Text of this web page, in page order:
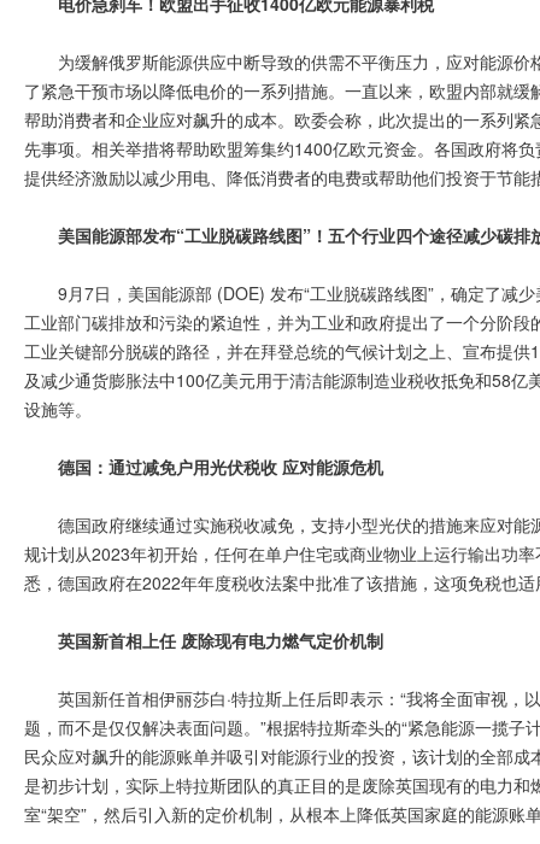
为缓解俄罗斯能源供应中断导致的供需不平衡压力，应对能源
了紧急干预市场以降低电价的一系列措施。一直以来，欧盟内部就
帮助消费者和企业应对飙升的成本。欧委会称，此次提出的一系列
先事项。相关举措将帮助欧盟筹集约1400亿欧元资金。各国政府将
提供经济激励以减少用电、降低消费者的电费或帮助他们投资于节能
美国能源部发布“工业脱碳路线图”！五个行业四个途径减少碳排
9月7日，美国能源部 (DOE) 发布“工业脱碳路线图”，确定了减
工业部门碳排放和污染的紧迫性，并为工业和政府提出了一个分阶
工业关键部分脱碳的路径，并在拜登总统的气候计划之上、宣布提
及减少通货膨胀法中100亿美元用于清洁能源制造业税收抵免和58
设施等。
德国：通过减免户用光伏税收 应对能源危机
德国政府继续通过实施税收减免，支持小型光伏的措施来应对
规计划从2023年初开始，任何在单户住宅或商业物业上运行输出功
悉，德国政府在2022年年度税收法案中批准了该措施，这项免税也
英国新首相上任 废除现有电力燃气定价机制
英国新任首相伊丽莎白·特拉斯上任后即表示：“我将全面审视
题，而不是仅仅解决表面问题。”根据特拉斯牵头的“紧急能源一揽
民众应对飙升的能源账单并吸引对能源行业的投资，该计划的全部
是初步计划，实际上特拉斯团队的真正目的是废除英国现有的电力
室“架空”，然后引入新的定价机制，从根本上降低英国家庭的能源账